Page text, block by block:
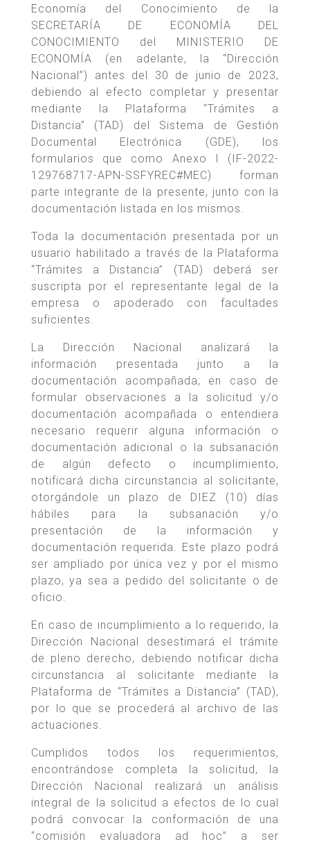
Economía del Conocimiento de la
SECRETARÍA DE ECONOMÍA DEL
CONOCIMIENTO del MINISTERIO DE
ECONOMÍA (en adelante, la “Dirección
Nacional”) antes del 30 de junio de 2023,
debiendo al efecto completar y presentar
mediante la Plataforma “Trámites a
Distancia” (TAD) del Sistema de Gestión
Documental Electrónica (GDE), los
formularios que como Anexo I (IF-2022-
129768717-APN-SSFYREC#MEC) forman
parte integrante de la presente, junto con la
documentación listada en los mismos.
Toda la documentación presentada por un
usuario habilitado a través de la Plataforma
“Trámites a Distancia” (TAD) deberá ser
suscripta por el representante legal de la
empresa o apoderado con facultades
suficientes.
La Dirección Nacional analizará la
información presentada junto a la
documentación acompañada; en caso de
formular observaciones a la solicitud y/o
documentación acompañada o entendiera
necesario requerir alguna información o
documentación adicional o la subsanación
de algún defecto o incumplimiento,
notificará dicha circunstancia al solicitante,
otorgándole un plazo de DIEZ (10) días
hábiles para la subsanación y/o
presentación de la información y
documentación requerida. Este plazo podrá
ser ampliado por única vez y por el mismo
plazo, ya sea a pedido del solicitante o de
oficio.
En caso de incumplimiento a lo requerido, la
Dirección Nacional desestimará el trámite
de pleno derecho, debiendo notificar dicha
circunstancia al solicitante mediante la
Plataforma de “Trámites a Distancia” (TAD),
por lo que se procederá al archivo de las
actuaciones.
Cumplidos todos los requerimientos,
encontrándose completa la solicitud, la
Dirección Nacional realizará un análisis
integral de la solicitud a efectos de lo cual
podrá convocar la conformación de una
“comisión evaluadora ad hoc” a ser